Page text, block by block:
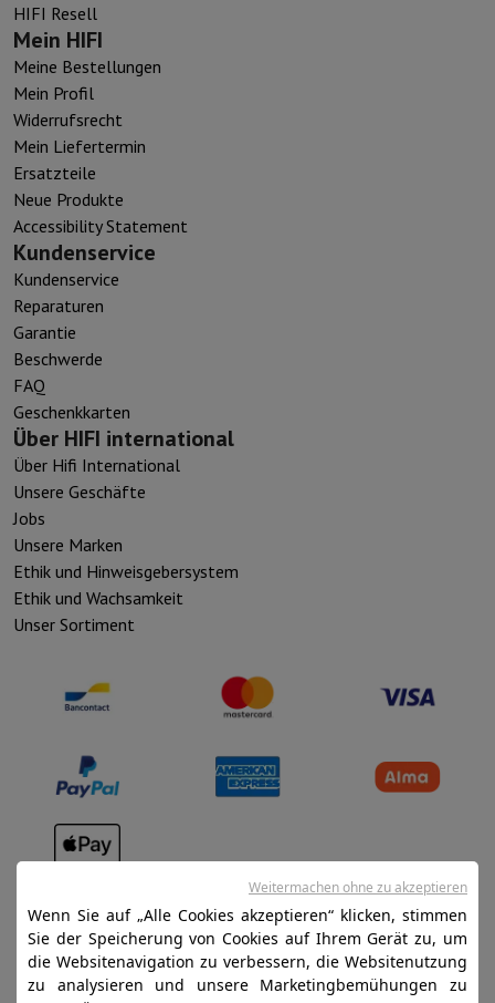
HIFI Resell
Mein HIFI
Meine Bestellungen
Mein Profil
Widerrufsrecht
Mein Liefertermin
Ersatzteile
Neue Produkte
Accessibility Statement
Kundenservice
Kundenservice
Reparaturen
Garantie
Beschwerde
FAQ
Geschenkkarten
Über HIFI international
Über Hifi International
Unsere Geschäfte
Jobs
Unsere Marken
Ethik und Hinweisgebersystem
Ethik und Wachsamkeit
Unser Sortiment
Verkaufsbedingungen
Datenschutz
Disclaimer
Cookies
Wenn Sie auf „Alle Cookies akzeptieren“ klicken, stimmen
Sie der Speicherung von Cookies auf Ihrem Gerät zu, um
die Websitenavigation zu verbessern, die Websitenutzung
zu analysieren und unsere Marketingbemühungen zu
Weitermachen ohne zu akzeptieren